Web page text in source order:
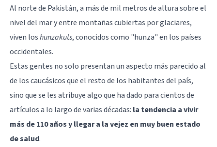
Al norte de Pakistán, a más de mil metros de altura sobre el
nivel del mar y entre montañas cubiertas por glaciares,
viven loshunzakuts, conocidos como "hunza" en los países
occidentales.
Estas gentes no solo presentan un aspecto más parecido al
de los caucásicos que el resto de los habitantes del país,
sino que se les atribuye algo que ha dado para cientos de
artículos a lo largo de varias décadas: la tendencia a vivir
más de 110 años y llegar a la vejez en muy buen estado
de salud.